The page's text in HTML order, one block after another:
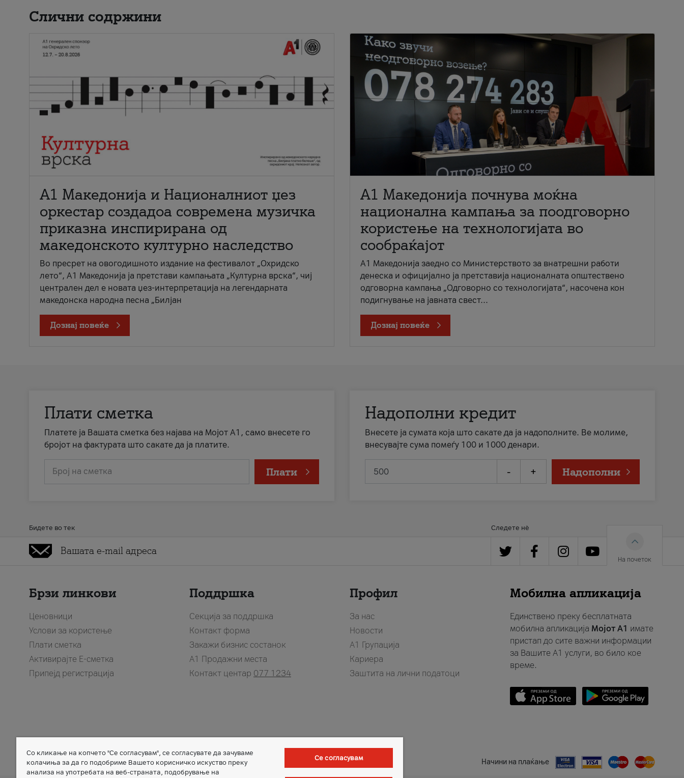
Слични содржини
А1 Македонија и Националниот џез
оркестар создадоа современа музичка
приказна инспирирана од
македонското културно наследство
Во пресрет на овогодишното издание на фестивалот „Охридско
лето“, А1 Македонија ја претстави кампањата „Културна врска“, чиј
централен дел е новата џез-интерпретација на легендарната
македонска народна песна „Билјан
Дознај повеќе
A1 Македонија почнува моќна
национална кампања за поодговорно
користење на технологијата во
сообраќајот
A1 Македонија заедно со Министерството за внатрешни работи
денеска и официјално ја претставија националната општествено
одговорна кампања „Одговорно со технологијата“, насочена кон
подигнување на јавната свест...
Дознај повеќе
Плати сметка
Платете ја Вашата сметка без најава на Мојот А1, само внесете го
бројот на фактурата што сакате да ја платите.
Број на сметка Плати
Надополни кредит
Внесете ја сумата која што сакате да ја надополните. Ве молиме,
внесувајте сума помеѓу 100 и 1000 денари.
- + Надополни
Бидете во тек Следете нè
На почеток
Брзи линкови
Ценовници
Услови за користење
Плати сметка
Активирајте Е-сметка
Припејд регистрација
Поддршка
Секција за поддршка
Контакт форма
Закажи бизнис состанок
A1 Продажни места
Контакт центар 077 1234
Профил
За нас
Новости
А1 Групација
Кариера
Заштита на лични податоци
Мобилна апликација
Единствено преку бесплатната
мобилна апликација Мојот A1 имате
пристап до сите важни информации
за Вашите A1 услуги, во било кое
време.
Member of Начини на плаќање
Со кликање на копчето "Се согласувам", се согласувате да зачуваме
колачиња за да го подобриме Вашето корисничко искуство преку
анализа на употребата на веб-страната, подобрување на
Се согласувам